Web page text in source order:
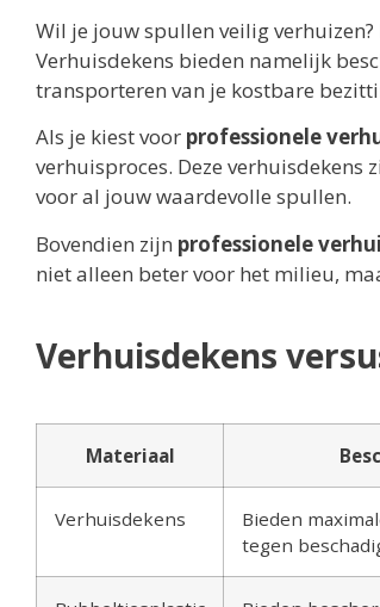
Wil je jouw spullen veilig
Verhuisdekens bieden namelijk
transporteren van je kostbare
Als je kiest voor professionele
verhuisproces. Deze
voor al jouw waardevolle spullen.
Bovendien zijn professionele
niet alleen beter voor het milieu,
Verhuisdekens
Materiaal
Verhuisdekens
Bieden
tegen